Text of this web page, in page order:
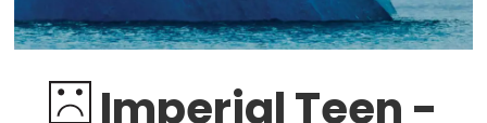
Imperial Teen -